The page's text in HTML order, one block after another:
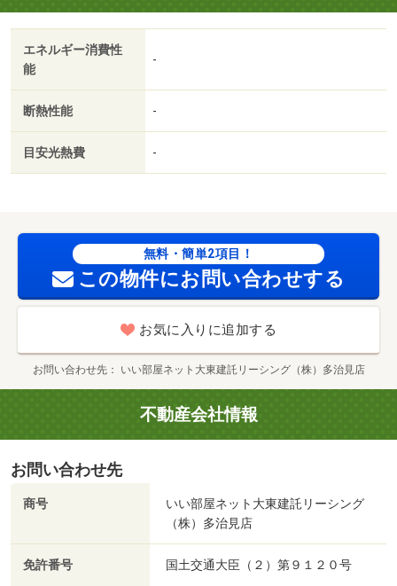
期費用カード決済可／家賃カード決済可／ＪＲ瑞浪駅（そ
の他）まで６００ｍ／瑞浪郵便局（郵便局）まで５５０ｍ
／メイト（スーパー）まで５５０ｍ／東濃厚生病院（病
院）まで７００ｍ／ＪＡとうと（その他）まで７５０ｍ／
エネルギー消費性
能
-
断熱性能 -
目安光熱費 -
無料・簡単2項目！
この物件にお問い合わせする
お気に入りに追加する
お問い合わせ先 いい部屋ネット大東建託リーシング（株）多治見店
不動産会社情報
お問い合わせ先
商号
いい部屋ネット大東建託リーシング
（株）多治見店
免許番号 国土交通大臣（２）第９１２０号